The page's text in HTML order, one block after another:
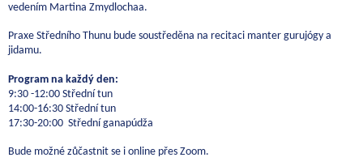
vedením Martina Zmydlochaa.
Praxe Středního Thunu bude soustředěna na recitaci manter gurujógy a
jidamu.
Program na každý den:
9:30 -12:00 Střední tun
14:00-16:30 Střední tun
17:30-20:00 Střední ganapúdža
Bude možné zůčastnit se i online přes Zoom.